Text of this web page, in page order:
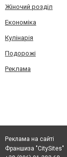
Жіночий розділ
Економіка
Кулінарія
Подорожі
Реклама
Реклама на сайті
Франшиза "CitySites"